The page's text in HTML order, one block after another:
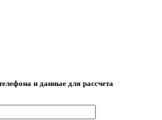
и данные для рассчета